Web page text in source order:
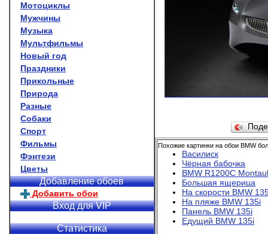
Мотоциклы
Мужчины
Музыка
Мультфильмы
Новый год
Праздники
Прикольные
Природа
Разные
Собаки
Спорт
Фильмы
Фэнтези
Цветы
Добавление обоев
Добавить обои
Вход для VIP
Статистика
Похожие картинки на обои BMW
Василиск
Чёрная бабочка
BMW R1200C
Большая ящерица
На скорости BMW
На пляже BMW 135i
Панель BMW 135i
Едущий BMW 135i